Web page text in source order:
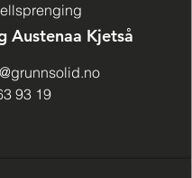
Austenaa Kjetså
93 19